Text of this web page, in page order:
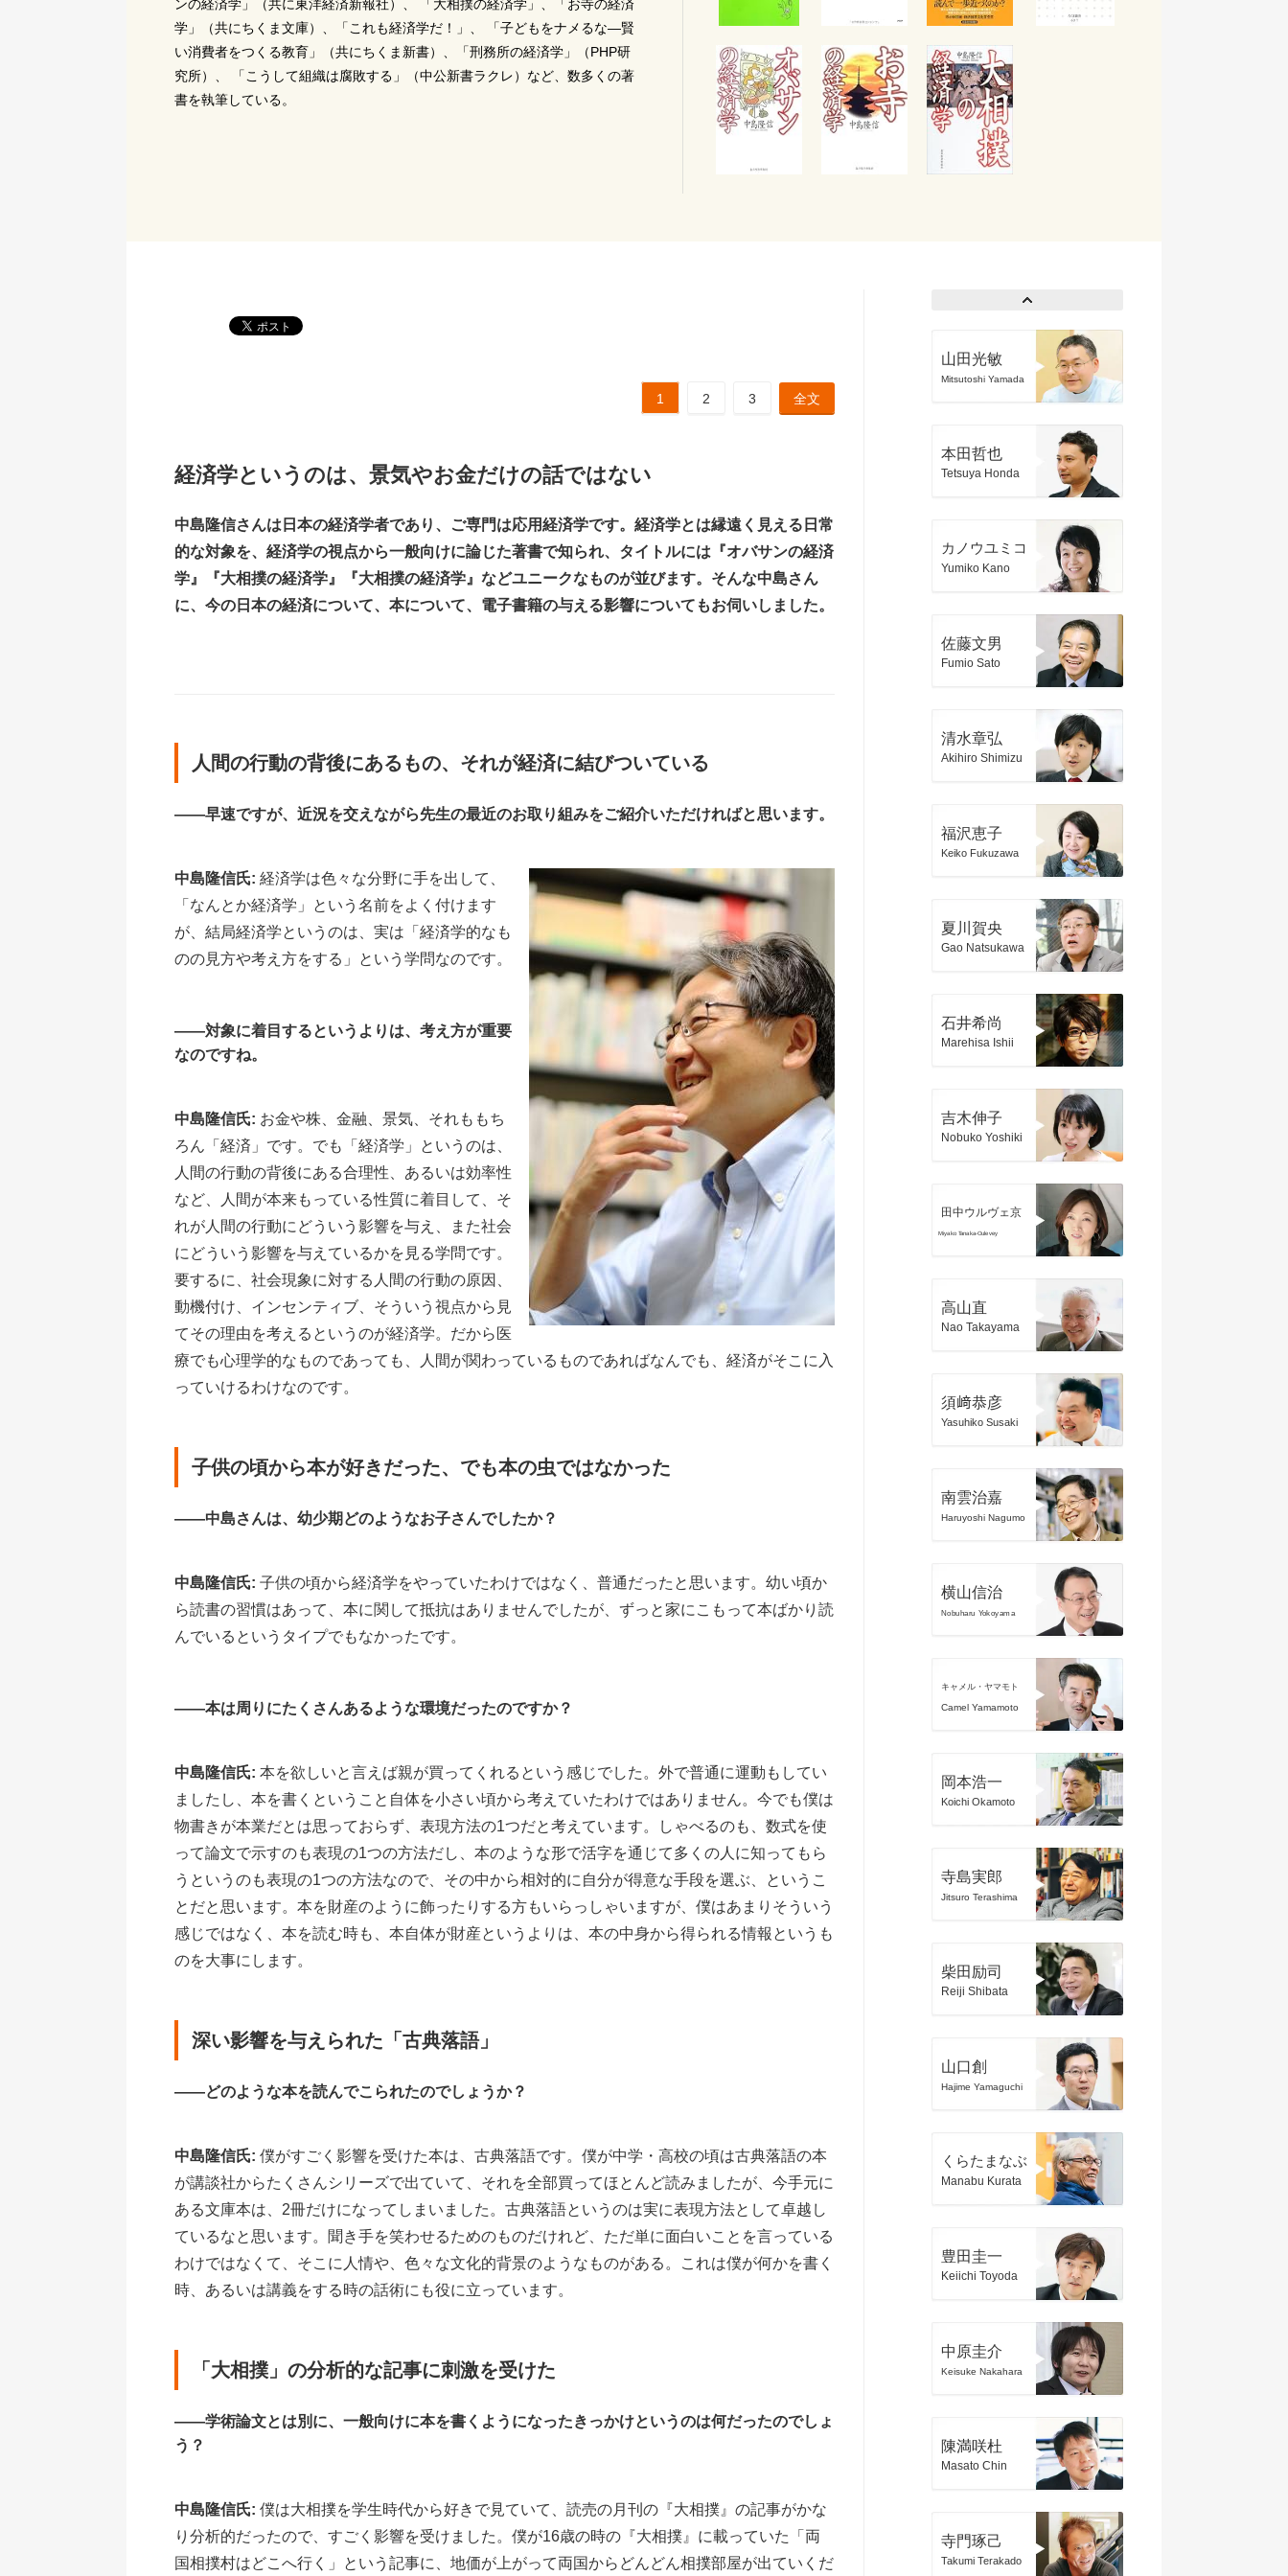
ンの経済学」（共に東洋経済新報社）、 「大相撲の経済学」、「お寺の経済
学」（共にちくま文庫）、「これも経済学だ！」、 「子どもをナメるな―賢
い消費者をつくる教育」（共にちくま新書）、「刑務所の経済学」（PHP研
究所）、 「こうして組織は腐敗する」（中公新書ラクレ）など、数多くの著
書を執筆している。
1 2 3 全文
経済学というのは、景気やお金だけの話ではない
中島隆信さんは日本の経済学者であり、ご専門は応用経済学です。経済学とは縁遠く見える日常
的な対象を、経済学の視点から一般向けに論じた著書で知られ、タイトルには『オバサンの経済
学』『大相撲の経済学』『大相撲の経済学』などユニークなものが並びます。そんな中島さん
に、今の日本の経済について、本について、電子書籍の与える影響についてもお伺いしました。
人間の行動の背後にあるもの、それが経済に結びついている
――早速ですが、近況を交えながら先生の最近のお取り組みをご紹介いただければと思います。
中島隆信氏: 経済学は色々な分野に手を出して、
「なんとか経済学」という名前をよく付けます
が、結局経済学というのは、実は「経済学的なも
のの見方や考え方をする」という学問なのです。
――対象に着目するというよりは、考え方が重要
なのですね。
中島隆信氏: お金や株、金融、景気、それももち
ろん「経済」です。でも「経済学」というのは、
人間の行動の背後にある合理性、あるいは効率性
など、人間が本来もっている性質に着目して、そ
れが人間の行動にどういう影響を与え、また社会
にどういう影響を与えているかを見る学問です。
要するに、社会現象に対する人間の行動の原因、
動機付け、インセンティブ、そういう視点から見
てその理由を考えるというのが経済学。だから医
療でも心理学的なものであっても、人間が関わっているものであればなんでも、経済がそこに入
っていけるわけなのです。
子供の頃から本が好きだった、でも本の虫ではなかった
――中島さんは、幼少期どのようなお子さんでしたか？
中島隆信氏: 子供の頃から経済学をやっていたわけではなく、普通だったと思います。幼い頃か
ら読書の習慣はあって、本に関して抵抗はありませんでしたが、ずっと家にこもって本ばかり読
んでいるというタイプでもなかったです。
――本は周りにたくさんあるような環境だったのですか？
中島隆信氏: 本を欲しいと言えば親が買ってくれるという感じでした。外で普通に運動もしてい
ましたし、本を書くということ自体を小さい頃から考えていたわけではありません。今でも僕は
物書きが本業だとは思っておらず、表現方法の1つだと考えています。しゃべるのも、数式を使
って論文で示すのも表現の1つの方法だし、本のような形で活字を通じて多くの人に知ってもら
うというのも表現の1つの方法なので、その中から相対的に自分が得意な手段を選ぶ、というこ
とだと思います。本を財産のように飾ったりする方もいらっしゃいますが、僕はあまりそういう
感じではなく、本を読む時も、本自体が財産というよりは、本の中身から得られる情報というも
のを大事にします。
深い影響を与えられた「古典落語」
――どのような本を読んでこられたのでしょうか？
中島隆信氏: 僕がすごく影響を受けた本は、古典落語です。僕が中学・高校の頃は古典落語の本
が講談社からたくさんシリーズで出ていて、それを全部買ってほとんど読みましたが、今手元に
ある文庫本は、2冊だけになってしまいました。古典落語というのは実に表現方法として卓越し
ているなと思います。聞き手を笑わせるためのものだけれど、ただ単に面白いことを言っている
わけではなくて、そこに人情や、色々な文化的背景のようなものがある。これは僕が何かを書く
時、あるいは講義をする時の話術にも役に立っています。
「大相撲」の分析的な記事に刺激を受けた
――学術論文とは別に、一般向けに本を書くようになったきっかけというのは何だったのでしょ
う？
中島隆信氏: 僕は大相撲を学生時代から好きで見ていて、読売の月刊の『大相撲』の記事がかな
り分析的だったので、すごく影響を受けました。僕が16歳の時の『大相撲』に載っていた「両
国相撲村はどこへ行く」という記事に、地価が上がって両国からどんどん相撲部屋が出ていくだ
山田光敏
Mitsutoshi Yamada
本田哲也
Tetsuya Honda
カノウユミコ
Yumiko Kano
佐藤文男
Fumio Sato
清水章弘
Akihiro Shimizu
福沢恵子
Keiko Fukuzawa
夏川賀央
Gao Natsukawa
石井希尚
Marehisa Ishii
吉木伸子
Nobuko Yoshiki
田中ウルヴェ京
Miyako Tanaka-Oulevey
高山直
Nao Takayama
須﨑恭彦
Yasuhiko Susaki
南雲治嘉
Haruyoshi Nagumo
横山信治
Nobuharu Yokoyama
キャメル・ヤマモト
Camel Yamamoto
岡本浩一
Koichi Okamoto
寺島実郎
Jitsuro Terashima
柴田励司
Reiji Shibata
山口創
Hajime Yamaguchi
くらたまなぶ
Manabu Kurata
豊田圭一
Keiichi Toyoda
中原圭介
Keisuke Nakahara
陳満咲杜
Masato Chin
寺門琢己
Takumi Terakado